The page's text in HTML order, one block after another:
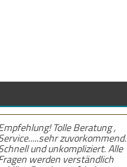
Tolle Beratung ,
zuvorkommend.
und unkompliziert. Alle
werden verständlich